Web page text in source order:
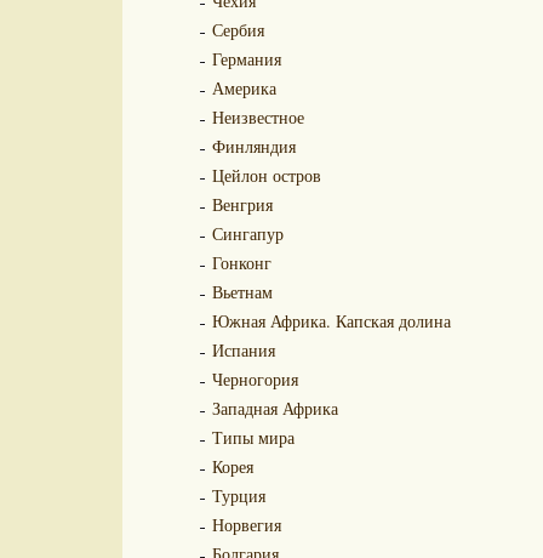
Сербия
Германия
Америка
Неизвестное
Финляндия
Цейлон остров
Венгрия
Сингапур
Гонконг
Вьетнам
Южная Африка. Капская долина
Испания
Черногория
Западная Африка
Типы мира
Корея
Турция
Норвегия